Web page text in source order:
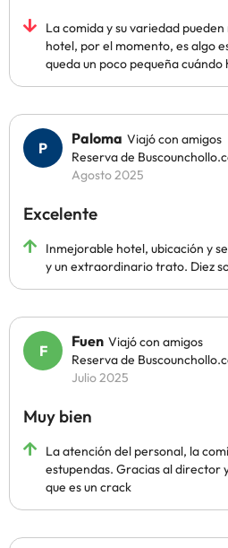
La comida y su variedad
hotel, por el momento, es algo
queda un poco pequeña cuándo
Paloma Viajó con amigos
Reserva de
Agosto 2025
Excelente
Inmejorable hotel, ubicación y
y un extraordinario trato. Diez
Fuen Viajó con amigos
Reserva de
Julio 2025
Muy bien
La atención del personal, la
estupendas. Gracias al director
que es un crack